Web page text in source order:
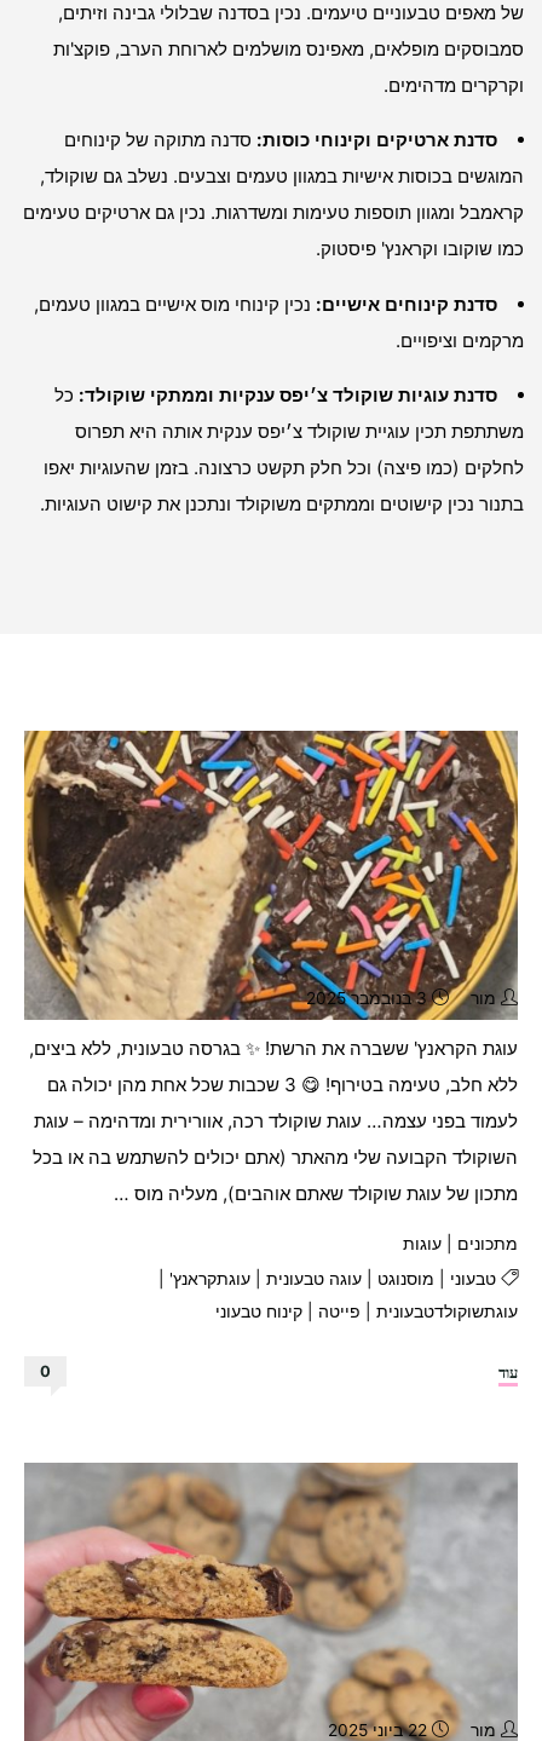
של מאפים טבעוניים טיעמים. נכין בסדנה שבלולי גבינה וזיתים,
סמבוסקים מופלאים, מאפינס מושלמים לארוחת הערב, פוקצ'ות
וקרקרים מדהימים.
סדנת ארטיקים וקינוחי כוסות: סדנה מתוקה של קינוחים
המוגשים בכוסות אישיות במגוון טעמים וצבעים. נשלב גם שוקולד,
קראמבל ומגוון תוספות טעימות ומשדרגות. נכין גם ארטיקים טעימים
כמו שוקובו וקראנץ' פיסטוק.
סדנת קינוחים אישיים: נכין קינוחי מוס אישיים במגוון טעמים,
מרקמים וציפויים.
סדנת עוגיות שוקולד צ׳יפס ענקיות וממתקי שוקולד: כל
משתתפת תכין עוגיית שוקולד צ׳יפס ענקית אותה היא תפרוס
לחלקים (כמו פיצה) וכל חלק תקשט כרצונה. בזמן שהעוגיות יאפו
בתנור נכין קישוטים וממתקים משוקולד ונתכנן את קישוט העוגיות.
מור 3 בנובמבר 2025
עוגת הקראנץ' ששברה את הרשת! ✨ בגרסה טבעונית, ללא ביצים,
ללא חלב, טעימה בטירוף! 😋 3 שכבות שכל אחת מהן יכולה גם
לעמוד בפני עצמה… עוגת שוקולד רכה, אוורירית ומדהימה – עוגת
השוקולד הקבועה שלי מהאתר (אתם יכולים להשתמש בה או בכל
מתכון של עוגת שוקולד שאתם אוהבים), מעליה מוס …
מתכונים
עוגות
טבעוני
מוסנוגט עוגה טבעונית| עוגתקראנץ'
עוגתשוקולדטבעונית
פייטה |קינוח טבעוני
עוד"עוגת
נוגט
מטורפת!"
0
מור 22 ביוני 2025